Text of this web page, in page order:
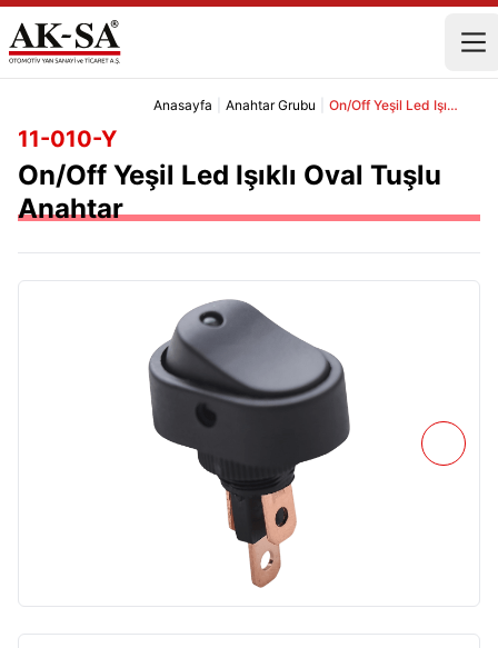
Anasayfa Anahtar Grubu On/Off Yeşil Led Işıklı Oval Tuşlu Anahtar
11-010-Y
On/Off Yeşil Led Işıklı Oval Tuşlu
Anahtar